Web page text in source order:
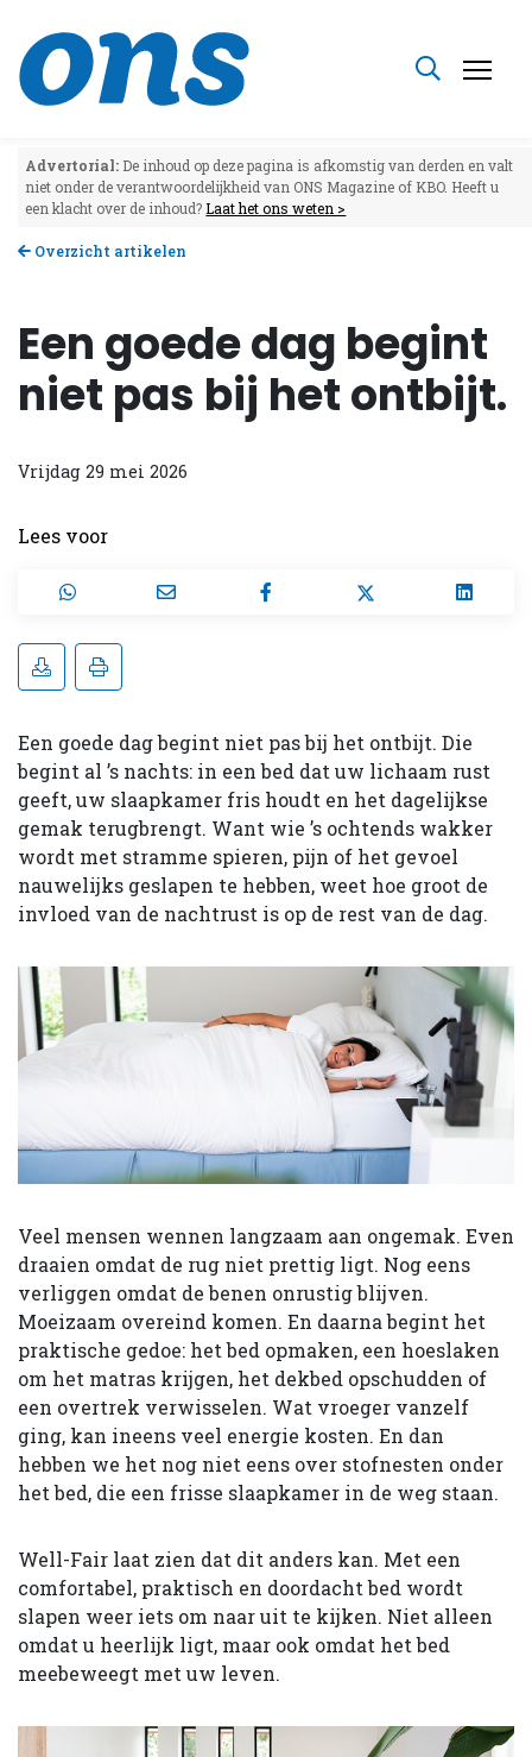
Advertorial: De inhoud op deze pagina is afkomstig van derden en valt
niet onder de verantwoordelijkheid van ONS Magazine of KBO. Heeft u
een klacht over de inhoud?Laat het ons weten >
Overzicht artikelen
Een goede dag begint
niet pas bij het ontbijt.
Vrijdag 29 mei 2026
Lees voor
Een goede dag begint niet pas bij het ontbijt. Die
begint al ’s nachts: in een bed dat uw lichaam rust
geeft, uw slaapkamer fris houdt en het dagelijkse
gemak terugbrengt. Want wie ’s ochtends wakker
wordt met stramme spieren, pijn of het gevoel
nauwelijks geslapen te hebben, weet hoe groot de
invloed van de nachtrust is op de rest van de dag.
Veel mensen wennen langzaam aan ongemak. Even
draaien omdat de rug niet prettig ligt. Nog eens
verliggen omdat de benen onrustig blijven.
Moeizaam overeind komen. En daarna begint het
praktische gedoe: het bed opmaken, een hoeslaken
om het matras krijgen, het dekbed opschudden of
een overtrek verwisselen. Wat vroeger vanzelf
ging, kan ineens veel energie kosten. En dan
hebben we het nog niet eens over stofnesten onder
het bed, die een frisse slaapkamer in de weg staan.
Well-Fair laat zien dat dit anders kan. Met een
comfortabel, praktisch en doordacht bed wordt
slapen weer iets om naar uit te kijken. Niet alleen
omdat u heerlijk ligt, maar ook omdat het bed
meebeweegt met uw leven.